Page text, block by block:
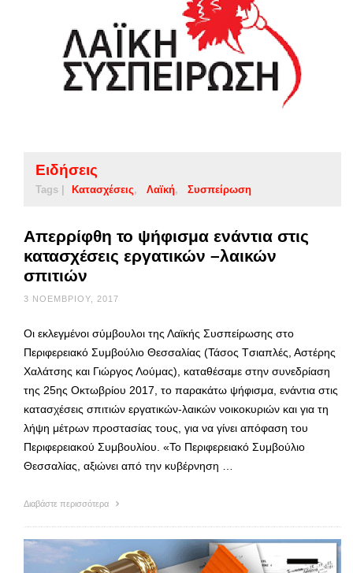
Ειδήσεις
Tags | Κατασχέσεις Λαϊκή Συσπείρωση
Απερρίφθη το ψήφισμα ενάντια στις
κατασχέσεις εργατικών –λαικών
σπιτιών
3 ΝΟΕΜΒΡΊΟΥ, 2017
Οι εκλεγμένοι σύμβουλοι της Λαϊκής Συσπείρωσης στο
Περιφερειακό Συμβούλιο Θεσσαλίας (Τάσος Tσιαπλές, Αστέρης
Χαλάτσης και Γιώργος Λούμας), καταθέσαμε στην συνεδρίαση
της 25ης Οκτωβρίου 2017, το παρακάτω ψήφισμα, ενάντια στις
κατασχέσεις σπιτιών εργατικών-λαικών νοικοκυριών και για τη
λήψη μέτρων προστασίας τους, για να γίνει απόφαση του
Περιφερειακού Συμβουλίου. «Το Περιφερειακό Συμβούλιο
Θεσσαλίας, αξιώνει από την κυβέρνηση …
Διαβάστε περισσότερα